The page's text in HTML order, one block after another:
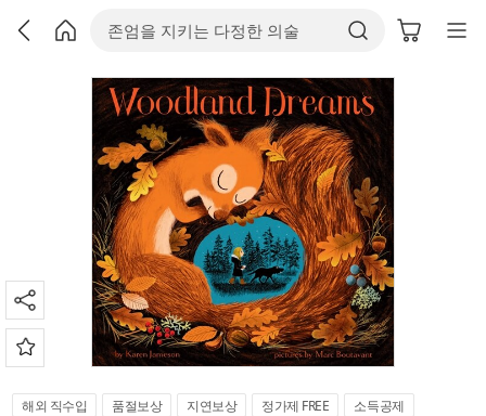
해외 직수입 품절보상 지연보상 정가제 FREE
소득공제